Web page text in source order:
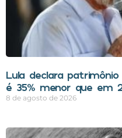
Lula declara
é 35% menor que em
8 de agosto de 2026